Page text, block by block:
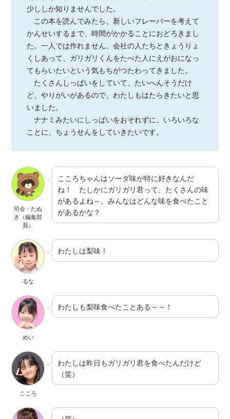
少ししか知りませんでした。
この本を読んでみたら、新しいフレーバーを考えて
かんせいするまで、時間がかかることにおどろきまし
た。一人では作れません。会社の人たちときょうりょ
くしあって、ガリガリくんをたべた人にえがおになっ
てもらいたいという気もちがつたわってきました。
たくさんしっぱいをしていて、たいへんそうだけ
ど、やりがいがあるので、わたしもはたらきたいと思
いました。
ナナミみたいにしっぱいをおそれずに、いろいろな
ことに、ちょうせんをしていきたいです。
司会・たぬ
き（編集部
員）
こころちゃんはソーダ味が特に好きなんだ
ね！ たしかにガリガリ君って、たくさんの味
があるよね～。みんなはどんな味を食べたこと
があるかな？
るな
わたしは梨味！
めい
わたしも梨味食べたことある～～！
こころ
わたしは昨日もガリガリ君を食べたんだけど
（笑）